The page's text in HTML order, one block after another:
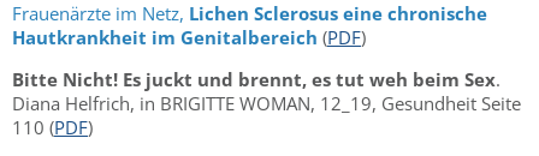
Frauenärzte im Netz, Lichen Sclerosus eine chronische
Hautkrankheit im Genitalbereich (PDF)
Bitte Nicht! Es juckt und brennt, es tut weh beim Sex.
Diana Helfrich, in BRIGITTE WOMAN, 12_19, Gesundheit Seite
110 (PDF)